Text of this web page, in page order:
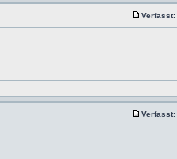
Verfasst:
Verfasst: